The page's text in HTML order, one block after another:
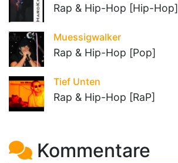
Rap & Hip-Hop [Hip-Hop]
Muessigwalker
Rap & Hip-Hop [Pop]
Tief Unten
Rap & Hip-Hop [RaP]
Kommentare